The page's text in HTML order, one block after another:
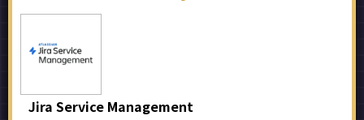
Jira Service Management